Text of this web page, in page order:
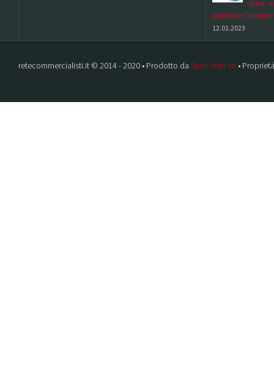
Isee:
perdere
12.01.2023
retecommercialisti.it © 2014 - 2020 • Prodotto da Studi Web srl •